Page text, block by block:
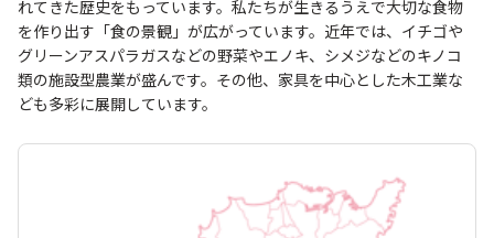
れてきた歴史をもっています。私たちが生きるうえで大切な食物
を作り出す「食の景観」が広がっています。近年では、イチゴや
グリーンアスパラガスなどの野菜やエノキ、シメジなどのキノコ
類の施設型農業が盛んです。その他、家具を中心とした木工業な
ども多彩に展開しています。